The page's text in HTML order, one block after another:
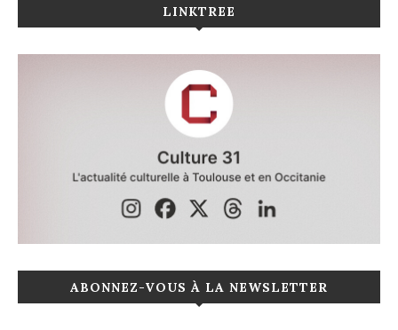
LINKTREE
ABONNEZ-VOUS À LA NEWSLETTER